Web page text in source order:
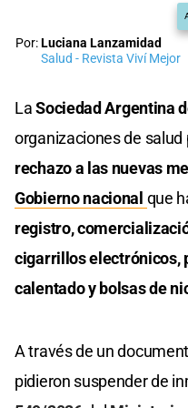
Por:Luciana Lanzamidad
Salud - Revista Viví Mejor
LaSociedad Argentina
organizaciones de
rechazo a las nuevas
Gobierno nacional que
registro,
cigarrillos electrónicos,
calentado y bolsas de
A través de un
pidieron suspender de